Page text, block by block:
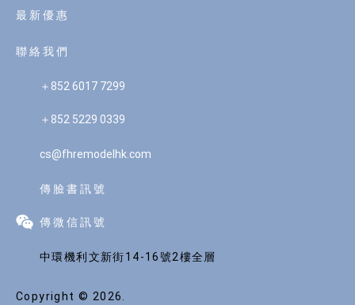
Copyright © 2026.
最 新 優 惠
聯 絡 我 們
＋852 6017 7299
＋852 5229 0339
cs@fhremodelhk.com
傳 臉 書 訊 號
傳 微 信 訊 號
中環機利文新街14-16號2樓全層